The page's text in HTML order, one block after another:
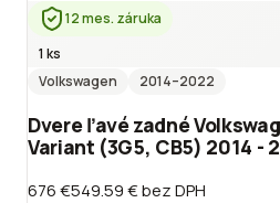
12 mes. záruka
1 ks
Volkswagen
2014–2022
Dvere ľavé zadné
Variant (3G5, CB5) 2014 -
676 €549.59 €bez DPH